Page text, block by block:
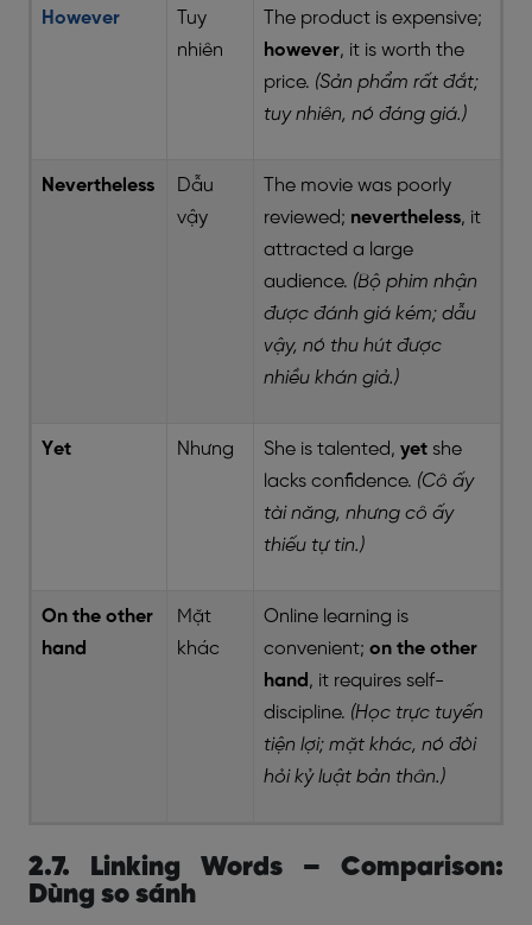
However
Tuy
nhiên
The product is expensive;
however, it is worth the
price. (Sản phẩm rất đắt;
tuy nhiên, nó đáng giá.)
Nevertheless
Dẫu
vậy
The movie was poorly
reviewed; nevertheless, it
attracted a large
audience. (Bộ phim nhận
được đánh giá kém; dẫu
vậy, nó thu hút được
nhiều khán giả.)
Yet Nhưng She is talented, yet she
lacks confidence. (Cô ấy
tài năng, nhưng cô ấy
thiếu tự tin.)
On the other
hand
Mặt
khác
Online learning is
convenient; on the other
hand, it requires self-
discipline. (Học trực tuyến
tiện lợi; mặt khác, nó đòi
hỏi kỷ luật bản thân.)
2.7. Linking Words – Comparison:
Dùng so sánh